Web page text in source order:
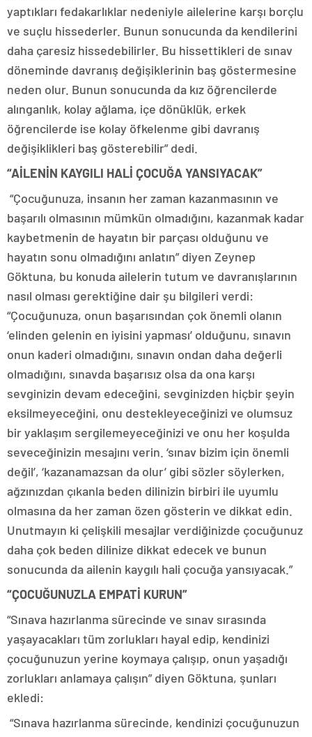
yaptıkları fedakarlıklar nedeniyle ailelerine karşı borçlu
ve suçlu hissederler. Bunun sonucunda da kendilerini
daha çaresiz hissedebilirler. Bu hissettikleri de sınav
döneminde davranış değişiklerinin baş göstermesine
neden olur. Bunun sonucunda da kız öğrencilerde
alınganlık, kolay ağlama, içe dönüklük, erkek
öğrencilerde ise kolay öfkelenme gibi davranış
değişiklikleri baş gösterebilir” dedi.
“AİLENİN KAYGILI HALİ ÇOCUĞA YANSIYACAK”
“Çocuğunuza, insanın her zaman kazanmasının ve
başarılı olmasının mümkün olmadığını, kazanmak kadar
kaybetmenin de hayatın bir parçası olduğunu ve
hayatın sonu olmadığını anlatın” diyen Zeynep
Göktuna, bu konuda ailelerin tutum ve davranışlarının
nasıl olması gerektiğine dair şu bilgileri verdi:
“Çocuğunuza, onun başarısından çok önemli olanın
‘elinden gelenin en iyisini yapması’ olduğunu, sınavın
onun kaderi olmadığını, sınavın ondan daha değerli
olmadığını, sınavda başarısız olsa da ona karşı
sevginizin devam edeceğini, sevginizden hiçbir şeyin
eksilmeyeceğini, onu destekleyeceğinizi ve olumsuz
bir yaklaşım sergilemeyeceğinizi ve onu her koşulda
seveceğinizin mesajını verin. ‘sınav bizim için önemli
değil’, ‘kazanamazsan da olur’ gibi sözler söylerken,
ağzınızdan çıkanla beden dilinizin birbiri ile uyumlu
olmasına da her zaman özen gösterin ve dikkat edin.
Unutmayın ki çelişkili mesajlar verdiğinizde çocuğunuz
daha çok beden dilinize dikkat edecek ve bunun
sonucunda da ailenin kaygılı hali çocuğa yansıyacak.”
“ÇOCUĞUNUZLA EMPATİ KURUN”
“Sınava hazırlanma sürecinde ve sınav sırasında
yaşayacakları tüm zorlukları hayal edip, kendinizi
çocuğunuzun yerine koymaya çalışıp, onun yaşadığı
zorlukları anlamaya çalışın” diyen Göktuna, şunları
ekledi:
“Sınava hazırlanma sürecinde, kendinizi çocuğunuzun